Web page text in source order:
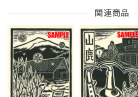
関連商品